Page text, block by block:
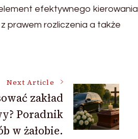
efektywnego kierowania
prawem rozliczenia a także
Next Article
zakład
Poradnik
w żałobie.